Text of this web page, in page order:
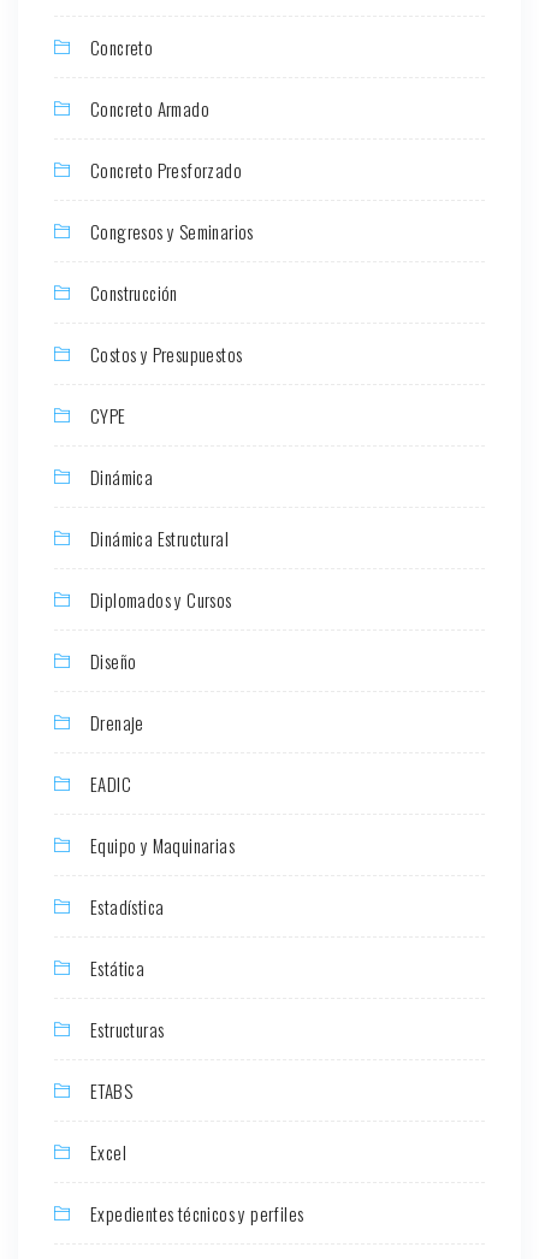
Concreto
Concreto Armado
Concreto Presforzado
Congresos y Seminarios
Construcción
Costos y Presupuestos
CYPE
Dinámica
Dinámica Estructural
Diplomados y Cursos
Diseño
Drenaje
EADIC
Equipo y Maquinarias
Estadística
Estática
Estructuras
ETABS
Excel
Expedientes técnicos y perfiles